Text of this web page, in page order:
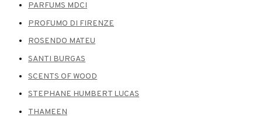
PARFUMS MDCI
PROFUMO DI FIRENZE
ROSENDO MATEU
SANTI BURGAS
SCENTS OF WOOD
STEPHANE HUMBERT LUCAS
THAMEEN